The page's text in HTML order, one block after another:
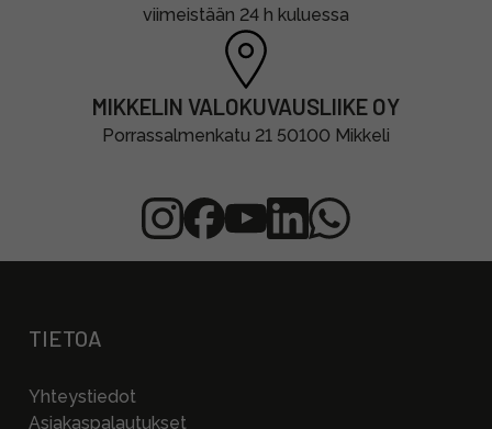
viimeistään 24 h kuluessa
MIKKELIN VALOKUVAUSLIIKE OY
Porrassalmenkatu 21 50100 Mikkeli
TIETOA
Yhteystiedot
Asiakaspalautukset